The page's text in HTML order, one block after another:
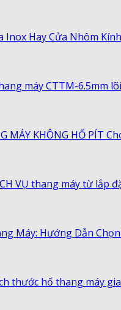
Inox Hay Cửa Nhôm
máy CTTM-6.5mm
MÁY KHÔNG HỐ PÍT
VỤ thang máy từ lắp
Máy: Hướng Dẫn
thước hố thang máy